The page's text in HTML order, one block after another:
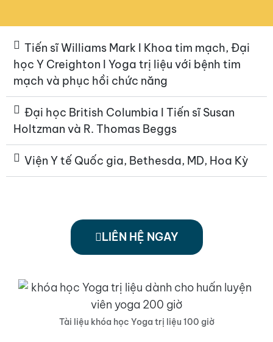
Tiến sĩ Williams Mark I Khoa tim mạch, Đại
học Y Creighton I Yoga trị liệu với bệnh tim
mạch và phục hồi chức năng
Đại học British Columbia I Tiến sĩ Susan
Holtzman và R. Thomas Beggs
Viện Y tế Quốc gia, Bethesda, MD, Hoa Kỳ
LIÊN HỆ NGAY
Tài liệu khóa học Yoga trị liệu 100 giờ